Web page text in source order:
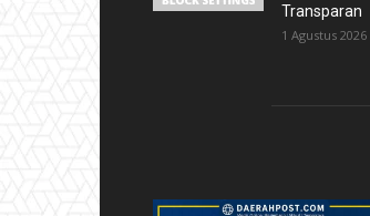
Transparan
1 Agustus 2026